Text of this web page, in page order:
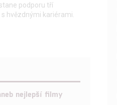
podporu tří
hvězdnými kariérami.
nejlepší filmy